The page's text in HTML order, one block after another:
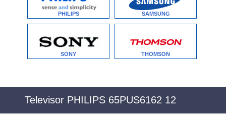
PHILIPS SAMSUNG
SONY THOMSON
Televisor PHILIPS 65PUS6162 12